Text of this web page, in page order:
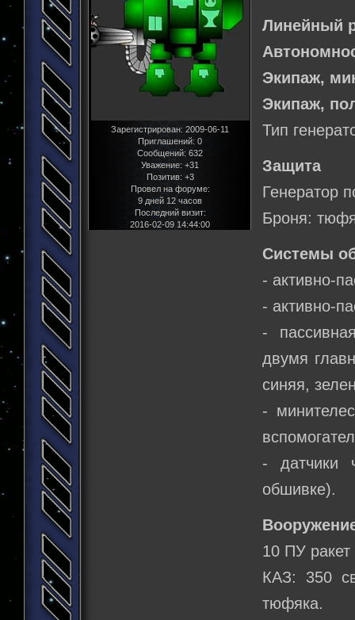
Зарегистрирован: 2009-06-11
Приглашений: 0
Сообщений: 632
Уважение: +31
Позитив: +3
Провел на форуме:
9 дней 12 часов
Последний визит:
2016-02-09 14:44:00
Линейный
Экипаж,
Экипаж,
Тип
Защита
Генератор
Броня:
Системы
- активно-
- активно-
-
двумя
синяя,
-
- датчики
обшивке).
10 ПУ ракет
КАЗ: 350
тюфяка.